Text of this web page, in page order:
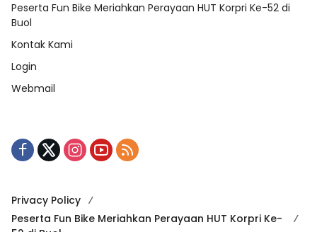
Peserta Fun Bike Meriahkan Perayaan HUT Korpri Ke-52 di
Buol
Kontak Kami
Login
Webmail
Privacy Policy
Peserta Fun Bike Meriahkan Perayaan HUT Korpri Ke-